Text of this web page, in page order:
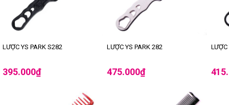
LƯỢC YS PARK S282
395.000₫
LƯỢC YS PARK 282
475.000₫